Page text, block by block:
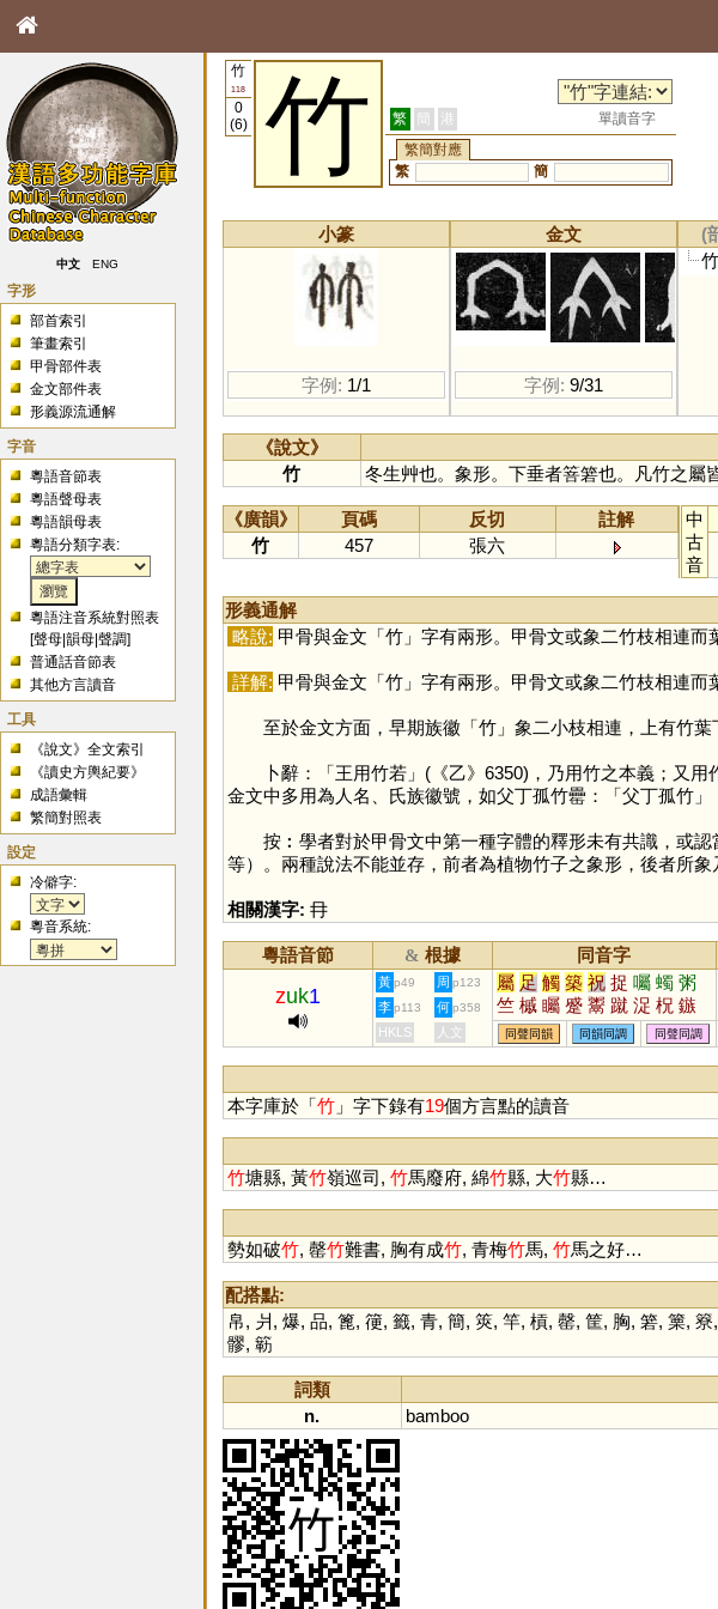
中文 ENG
字形
部首索引
筆畫索引
甲骨部件表
金文部件表
形義源流通解
字音
粵語音節表
粵語聲母表
粵語韻母表
粵語分類字表:
粵語注音系統對照表
[聲母 |韻母 |聲調]
普通話音節表
其他方言讀音
工具
《說文》全文索引
《讀史方輿紀要》
成語彙輯
繁簡對照表
設定
冷僻字:
粵音系統:
竹
118
0
(6)
竹 繁 簡 港
單讀音字
繁簡對應
繁
簡
小篆
字例: 1/1
金文
字例: 9/31
(
竹
《說文》
竹
冬生艸也。象形。下垂者箁箬也。凡竹之屬
《廣韻》 頁碼 反切
註解
竹
457 張六
中
古
音
形義通解
略說: 甲骨與金文「竹」字有兩形。甲骨文或象二竹枝相連而
詳解: 甲骨與金文「竹」字有兩形。甲骨文或象二竹枝相連而
至於金文方面，早期族徽「竹」象二小枝相連，上有竹葉
卜辭：「王用竹若」(《乙》6350)，乃用竹之本義；又用
金文中多用為人名、氏族徽號，如父丁孤竹罍：「父丁孤竹」
按︰學者對於甲骨文中第一種字體的釋形未有共識，或認
等）。兩種說法不能並存，前者為植物竹子之象形，後者所
相關漢字: 冄
粵語音節 & 根據 同音字
zuk1
黃 p49 周 p123 屬 足 觸 築 祝 捉 囑 蠋 粥
竺 槭 矚 蹙 鬻 蹴 浞 柷 鏃
瘃 踧 茿 穛 喌 鷟 擉 灟 噈
孎 殧 斀 顣 踿 穱 鉐 笁 篫
篧 蠾 敳 欘 燭 筑 哫 触 臅
鸀 斸
李 p113 何 p358
HKLS 人文 同聲同韻 同韻同調 同聲同調
本字庫於「竹」字下錄有19個方言點的讀音
竹塘縣, 黃竹嶺巡司, 竹馬廢府, 綿竹縣, 大竹縣…
勢如破竹, 罄竹難書, 胸有成竹, 青梅竹馬, 竹馬之好…
配搭點:
帛, 爿 , 爆, 品, 篦, 箯, 籤, 青, 簡, 筴, 竿, 槓, 罄, 筐, 胸, 箬, 篥, 簝,
髎, 簕
詞類
n.
bamboo